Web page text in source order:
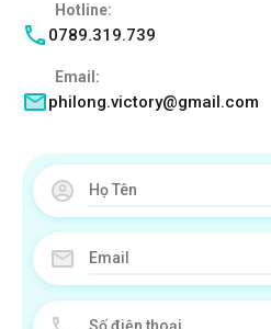
Hotline:
0789.319.739
Email:
philong.victory@gmail.com